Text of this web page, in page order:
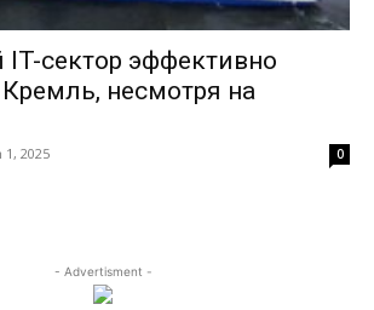
IT-сектор эффективно
Кремль, несмотря на
1, 2025 0
- Advertisment -